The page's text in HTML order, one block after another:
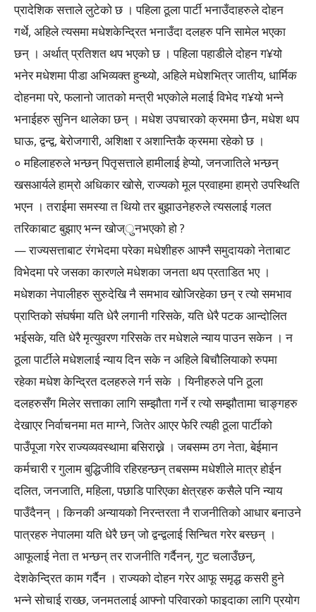
प्रादेशिक सत्ताले लुटेको छ । पहिला ठूला पार्टी भनाउँदाहरुले दोहन
गर्थे, अहिले त्यसमा मधेशकेन्द्रित भनाउँदा दलहरु पनि सामेल भएका
छन् । अर्थात् प्रतिशत थप भएको छ । पहिला पहाडीले दोहन ग¥यो
भनेर मधेशमा पीडा अभिव्यक्त हुन्थ्यो, अहिले मधेशभित्र जातीय, धार्मिक
दोहनमा परे, फलानो जातको मन्त्री भएकोले मलाई विभेद ग¥यो भन्ने
भनाईहरु सुनिन थालेका छन् । मधेश उपचारको क्रममा छैन, मधेश थप
घाऊ, द्वन्द्व, बेरोजगारी, अशिक्षा र अशान्तिकै क्रममा रहेको छ ।
० महिलाहरुले भन्छन् पितृसत्ताले हामीलाई हेप्यो, जनजातिले भन्छन्
खसआर्यले हाम्रो अधिकार खोसे, राज्यको मूल प्रवाहमा हाम्रो उपस्थिति
भएन । तराईमा समस्या त थियो तर बुझाउनेहरुले त्यसलाई गलत
तरिकाबाट बुझाए भन्न खोज्ुनभएको हो ?
— राज्यसत्ताबाट रंगभेदमा परेका मधेशीहरु आफ्नै समुदायको नेताबाट
विभेदमा परे जसका कारणले मधेशका जनता थप प्रताडित भए ।
मधेशका नेपालीहरु सुरुदेखि नै समभाव खोजिरहेका छन् र त्यो समभाव
प्राप्तिको संघर्षमा यति धेरै लगानी गरिसके, यति धेरै पटक आन्दोलित
भईसके, यति धेरै मृत्युवरण गरिसके तर मधेशले न्याय पाउन सकेन । न
ठूला पार्टीले मधेशलाई न्याय दिन सके न अहिले बिचौलियाको रुपमा
रहेका मधेश केन्द्रित दलहरुले गर्न सके । यिनीहरुले पनि ठूला
दलहरुसँग मिलेर सत्ताका लागि सम्झौता गर्ने र त्यो सम्झौतामा चाङ्गहरु
देखाएर निर्वाचनमा मत माग्ने, जितेर आएर फेरि त्यही ठूला पार्टीको
पाउँपूजा गरेर राज्यव्यवस्थामा बसिराख्ने । जबसम्म ठग नेता, बेईमान
कर्मचारी र गुलाम बुद्धिजीवि रहिरहन्छन् तबसम्म मधेशीले मात्र होईन
दलित, जनजाति, महिला, पछाडि पारिएका क्षेत्रहरु कसैले पनि न्याय
पाउँदैनन् । किनकी अन्यायको निरन्तरता नै राजनीतिको आधार बनाउने
पात्रहरु नेपालमा यति धेरै छन् जो द्वन्द्वलाई सिन्चित गरेर बस्छन् ।
आफूलाई नेता त भन्छन् तर राजनीति गर्दैनन्, गुट चलाउँछन्,
देशकेन्द्रित काम गर्दैन । राज्यको दोहन गरेर आफू समृद्ध कसरी हुने
भन्ने सोचाई राख्छ, जनमतलाई आफ्नो परिवारको फाइदाका लागि प्रयोग